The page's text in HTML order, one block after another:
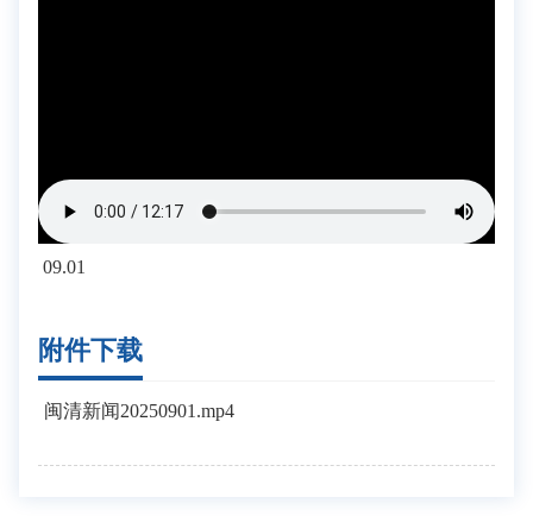
09.01
附件下载
闽清新闻20250901.mp4